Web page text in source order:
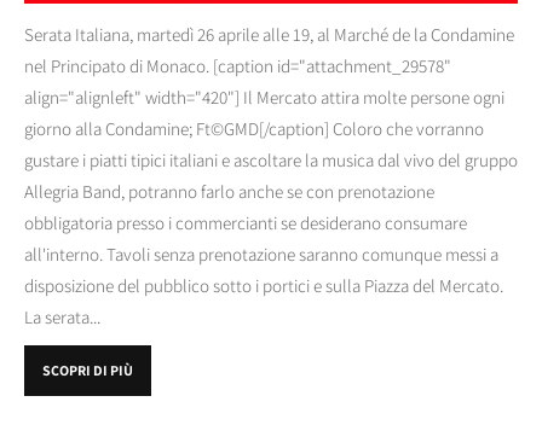
Serata Italiana, martedì 26 aprile alle 19, al Marché de la Condamine
nel Principato di Monaco. [caption id="attachment_29578"
align="alignleft" width="420"] Il Mercato attira molte persone ogni
giorno alla Condamine; Ft©GMD[/caption] Coloro che vorranno
gustare i piatti tipici italiani e ascoltare la musica dal vivo del gruppo
Allegria Band, potranno farlo anche se con prenotazione
obbligatoria presso i commercianti se desiderano consumare
all'interno. Tavoli senza prenotazione saranno comunque messi a
disposizione del pubblico sotto i portici e sulla Piazza del Mercato.
La serata...
SCOPRI DI PIÙ